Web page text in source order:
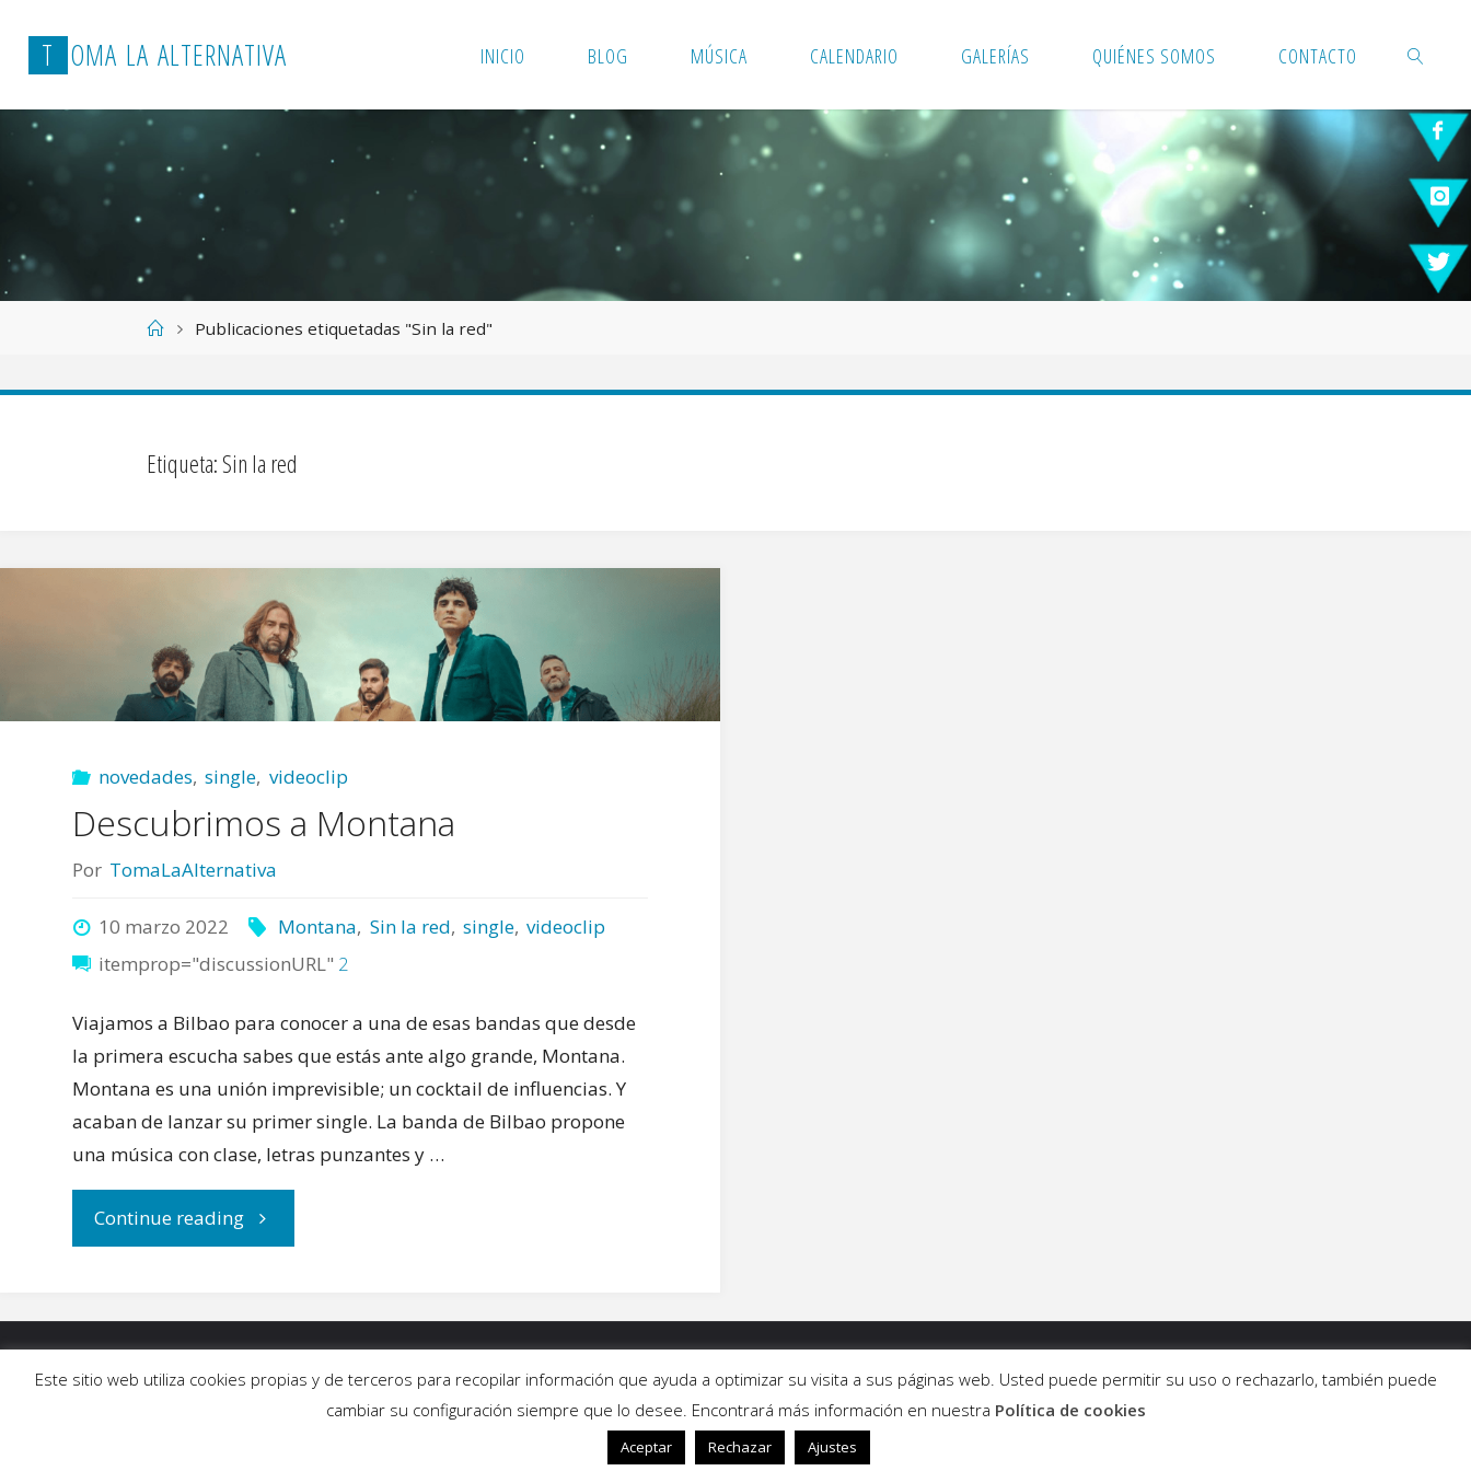
T OMA LA ALTERNATIVA INICIO BLOG MÚSICA CALENDARIO GALERÍAS QUIÉNES SOMOS CONTACTO
BUSCAR
Página
Inicio
Publicaciones etiquetadas "Sin la red"
Etiqueta: Sin la red
novedades, single, videoclip
Descubrimos a Montana
Por TomaLaAlternativa
10 marzo 2022 Montana, Sin la red, single, videoclip
itemprop="discussionURL" 2
Viajamos a Bilbao para conocer a una de esas bandas que desde
la primera escucha sabes que estás ante algo grande, Montana.
Montana es una unión imprevisible; un cocktail de influencias. Y
acaban de lanzar su primer single. La banda de Bilbao propone
una música con clase, letras punzantes y …
Continue reading"Descubrimos
Montana"
INICIO | BLOG | MÚSICA | CALENDARIO | GALERÍAS | QUIÉNES SOMOS | CONTACTO
Este sitio web utiliza cookies propias y de terceros para recopilar información que ayuda a optimizar su visita a sus páginas web. Usted puede permitir su uso o rechazarlo, también puede
cambiar su configuración siempre que lo desee. Encontrará más información en nuestra Política de cookies
Aceptar Rechazar Ajustes